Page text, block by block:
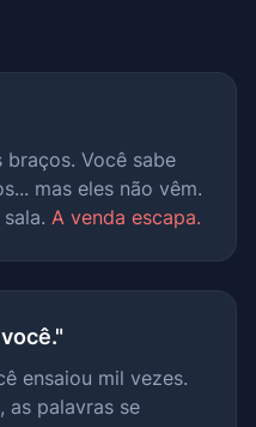
Você sabe
mas eles não vêm.
A venda escapa.
ensaiou mil vezes.
as palavras se